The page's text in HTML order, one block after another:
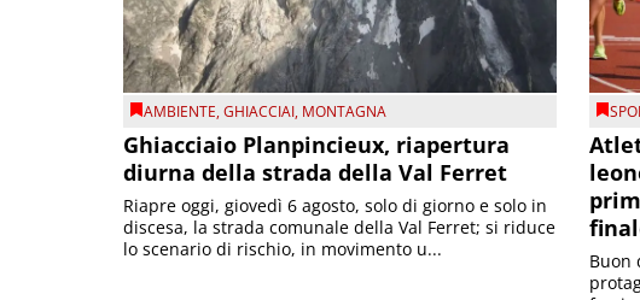
AMBIENTE,GHIACCIAI, MONTAGNA
Ghiacciaio Planpincieux, riapertura
diurna della strada della Val Ferret
Riapre oggi, giovedì 6 agosto, solo di giorno e solo in
discesa, la strada comunale della Val Ferret; si riduce
lo scenario di rischio, in movimento u...
Buon